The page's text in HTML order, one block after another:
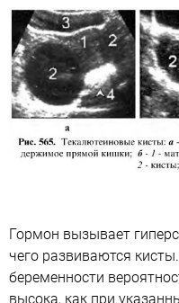
Гормон вызывает
чего развиваются
беременности
высока, как при